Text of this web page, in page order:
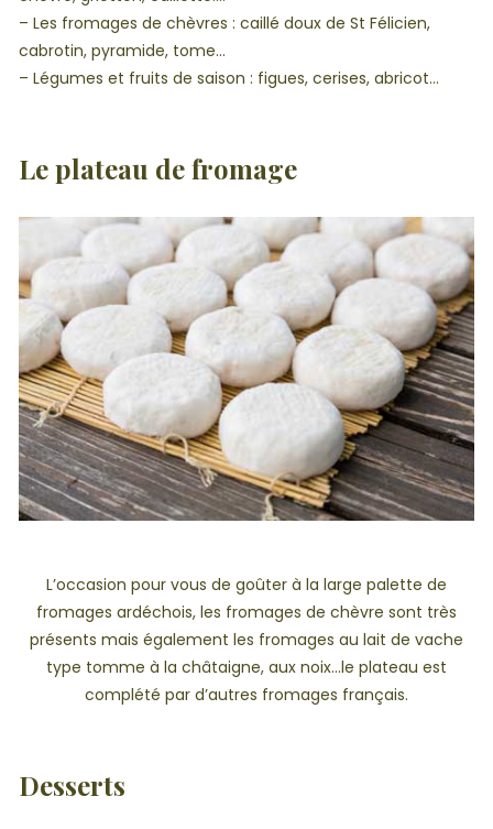
– Les fromages de chèvres : caillé doux de St Félicien,
cabrotin, pyramide, tome…
– Légumes et fruits de saison : figues, cerises, abricot…
Le plateau de fromage
L’occasion pour vous de goûter à la large palette de
fromages ardéchois, les fromages de chèvre sont très
présents mais également les fromages au lait de vache
type tomme à la châtaigne, aux noix…le plateau est
complété par d’autres fromages français.
Desserts